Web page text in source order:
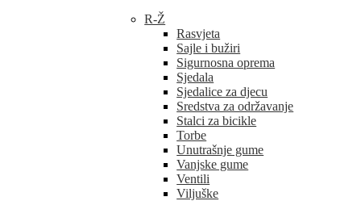
R-Ž
Rasvjeta
Sajle i bužiri
Sigurnosna oprema
Sjedala
Sjedalice za djecu
Sredstva za održavanje
Stalci za bicikle
Torbe
Unutrašnje gume
Vanjske gume
Ventili
Viljuške